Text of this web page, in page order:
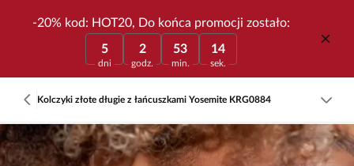
-20% kod: HOT20, Do końca promocji zostało:
5
dni
2
godz.
53
min.
14
sek.
Kolczyki złote długie z łańcuszkami Yosemite KRG0884